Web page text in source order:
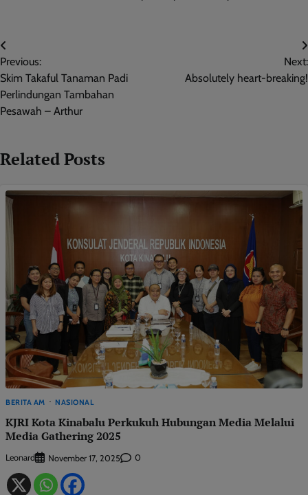
Post
navigation
Previous:
Skim Takaful Tanaman Padi
Perlindungan Tambahan
Pesawah – Arthur
Next:
Absolutely heart-breaking!
Related Posts
BERITA AM NASIONAL
KJRI Kota Kinabalu Perkukuh Hubungan Media Melalui
Media Gathering 2025
Leonard November 17, 2025 0